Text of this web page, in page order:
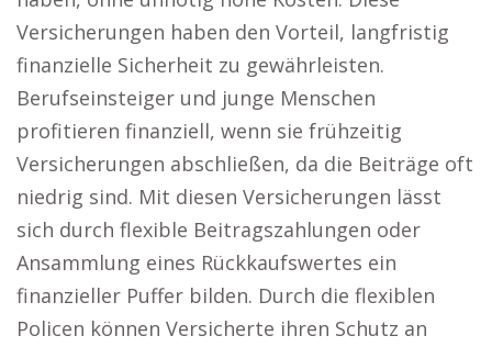
Versicherungen haben den Vorteil, langfristig
finanzielle Sicherheit zu gewährleisten.
Berufseinsteiger und junge Menschen
profitieren finanziell, wenn sie frühzeitig
Versicherungen abschließen, da die Beiträge oft
niedrig sind. Mit diesen Versicherungen lässt
sich durch flexible Beitragszahlungen oder
Ansammlung eines Rückkaufswertes ein
finanzieller Puffer bilden. Durch die flexiblen
Policen können Versicherte ihren Schutz an